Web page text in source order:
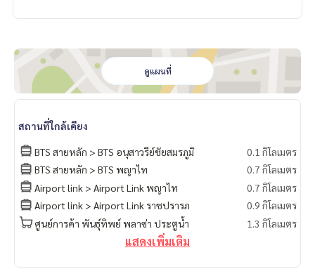
ดูแผนที่
สถานที่ใกล้เคียง
BTS สายหลัก > BTS อนุสาวรีย์ชัยสมรภูมิ
0.1 กิโลเมตร
BTS สายหลัก > BTS พญาไท
0.7 กิโลเมตร
Airport link > Airport Link พญาไท
0.7 กิโลเมตร
Airport link > Airport Link ราชปรารภ
0.9 กิโลเมตร
ศูนย์การค้า พันธุ์ทิพย์ พลาซ่า ประตูน้ำ
1.3 กิโลเมตร
แสดงเพิ่มเติม